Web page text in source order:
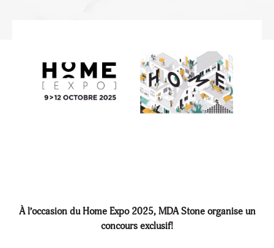
À l’occasion du Home Expo 2025, MDA Stone organise un
concours exclusif!